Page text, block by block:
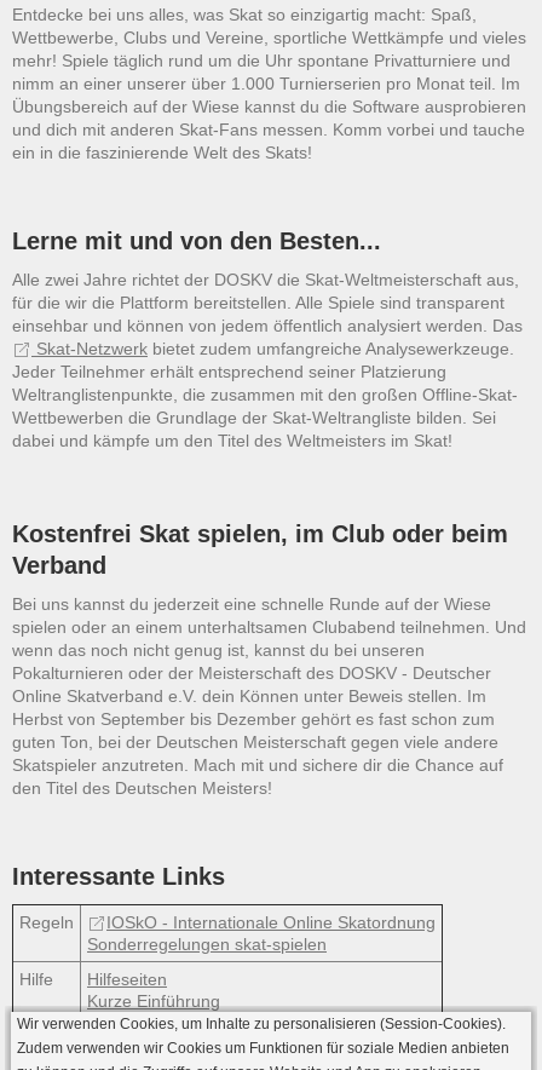
Entdecke bei uns alles, was Skat so einzigartig macht: Spaß,
Wettbewerbe, Clubs und Vereine, sportliche Wettkämpfe und vieles
mehr! Spiele täglich rund um die Uhr spontane Privatturniere und
nimm an einer unserer über 1.000 Turnierserien pro Monat teil. Im
Übungsbereich auf der Wiese kannst du die Software ausprobieren
und dich mit anderen Skat-Fans messen. Komm vorbei und tauche
ein in die faszinierende Welt des Skats!
Lerne mit und von den Besten...
Alle zwei Jahre richtet der DOSKV die Skat-Weltmeisterschaft aus,
für die wir die Plattform bereitstellen. Alle Spiele sind transparent
einsehbar und können von jedem öffentlich analysiert werden. Das
Skat-Netzwerk bietet zudem umfangreiche Analysewerkzeuge.
Jeder Teilnehmer erhält entsprechend seiner Platzierung
Weltranglistenpunkte, die zusammen mit den großen Offline-Skat-
Wettbewerben die Grundlage der Skat-Weltrangliste bilden. Sei
dabei und kämpfe um den Titel des Weltmeisters im Skat!
Kostenfrei Skat spielen, im Club oder beim
Verband
Bei uns kannst du jederzeit eine schnelle Runde auf der Wiese
spielen oder an einem unterhaltsamen Clubabend teilnehmen. Und
wenn das noch nicht genug ist, kannst du bei unseren
Pokalturnieren oder der Meisterschaft des DOSKV - Deutscher
Online Skatverband e.V. dein Können unter Beweis stellen. Im
Herbst von September bis Dezember gehört es fast schon zum
guten Ton, bei der Deutschen Meisterschaft gegen viele andere
Skatspieler anzutreten. Mach mit und sichere dir die Chance auf
den Titel des Deutschen Meisters!
Interessante Links
Regeln
IOSkO - Internationale Online Skatordnung
Sonderregelungen skat-spielen
Hilfe
Hilfeseiten
Kurze Einführung
Wir verwenden Cookies, um Inhalte zu personalisieren (Session-Cookies).
Zudem verwenden wir Cookies um Funktionen für soziale Medien anbieten